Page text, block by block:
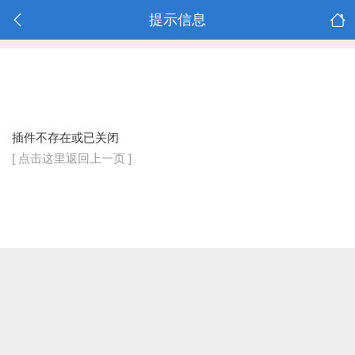
提示信息
插件不存在或已关闭
[ 点击这里返回上一页 ]